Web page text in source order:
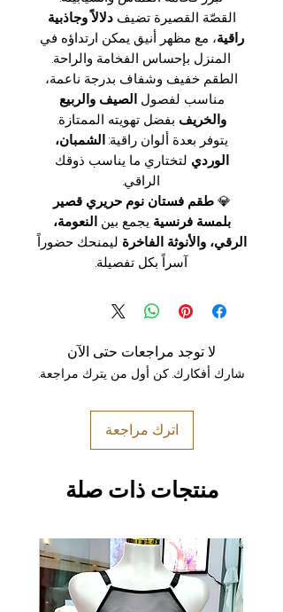
القصّة القصيرة تضيفدلالاً وجاذبية
راقية، مع مظهر أنيق يمكن ارتداؤه في
المنزل بإحساس الفخامة والراحة.
الطقم خفيف وشفاف بدرجة ناعمة،
مناسب لفصولالصيف والربيع
والخريف بفضل تهويته الممتازة.
يتوفر بعدة ألوان راقية:الشمبان،
الوردي لتختاري ما يناسب ذوقك
الراقي.
💎طقم فستان نوم حريري قصير
بلمسة فرنسية يجمع بينالنعومة،
الرقي، والأنوثة الفاخرة ليمنحك حضوراً
آسراً بكل تفصيلة.
لا توجد مراجعات حتى الآن
شارك أفكارك. كن أول من يترك مراجعة.
اترك مراجعة
منتجات ذات صلة